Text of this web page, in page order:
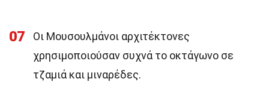
07
Οι Μουσουλμάνοι αρχιτέκτονες
χρησιμοποιούσαν συχνά το οκτάγωνο σε
τζαμιά και μιναρέδες.